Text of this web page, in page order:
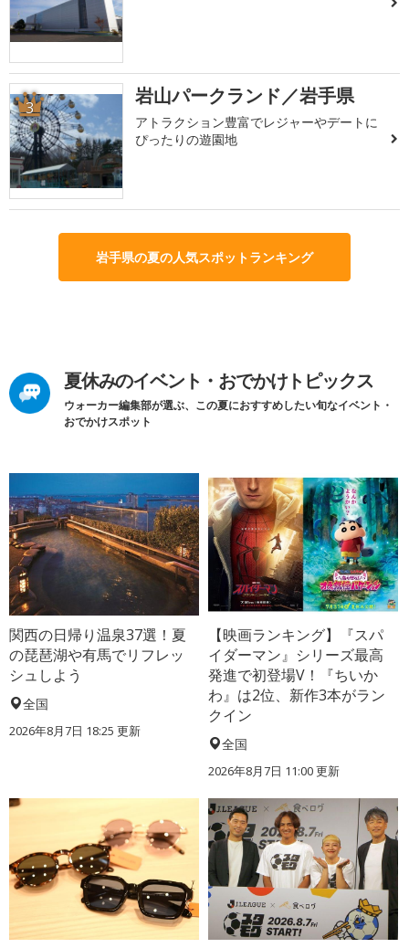
3 岩山パークランド／岩手県
アトラクション豊富でレジャーやデートに
ぴったりの遊園地
岩手県の夏の人気スポットランキング
夏休みのイベント・おでかけトピックス
ウォーカー編集部が選ぶ、この夏におすすめしたい旬なイベント・
おでかけスポット
関西の日帰り温泉37選！夏
の琵琶湖や有馬でリフレッ
シュしよう
全国
2026年8月7日 18:25 更新
【映画ランキング】『スパ
イダーマン』シリーズ最高
発進で初登場V！『ちいか
わ』は2位、新作3本がラン
クイン
全国
2026年8月7日 11:00更新